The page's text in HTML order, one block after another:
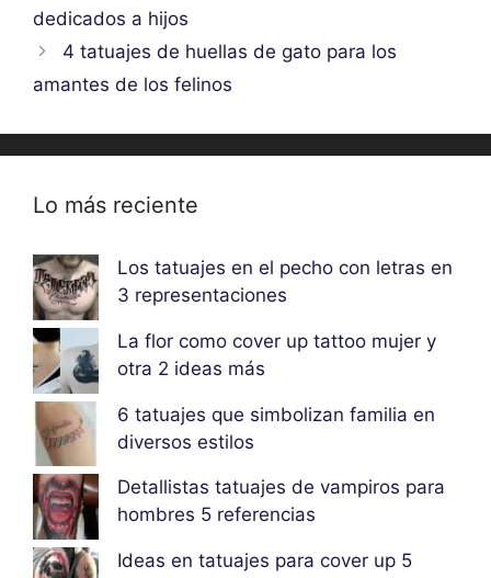
dedicados a hijos
4 tatuajes de huellas de gato para los
amantes de los felinos
Lo más reciente
Los tatuajes en el pecho con letras en
3 representaciones
La flor como cover up tattoo mujer y
otra 2 ideas más
6 tatuajes que simbolizan familia en
diversos estilos
Detallistas tatuajes de vampiros para
hombres 5 referencias
Ideas en tatuajes para cover up 5